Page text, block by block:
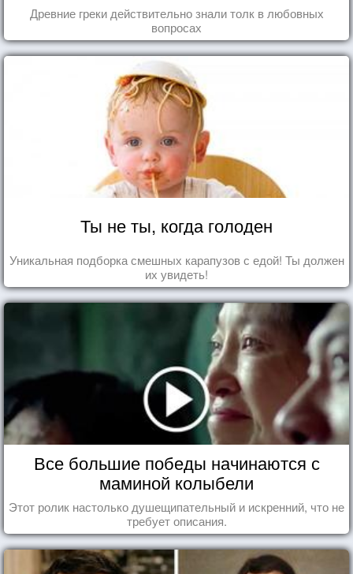
Древние греки действительно знали толк в любовных
вопросах
Ты не ты, когда голоден
Уникальная подборка смешных карапузов с едой! Ты должен
их увидеть!
Все большие победы начинаются с
маминой колыбели
Этот ролик настолько душещипательный и искренний, что не
требует описания.